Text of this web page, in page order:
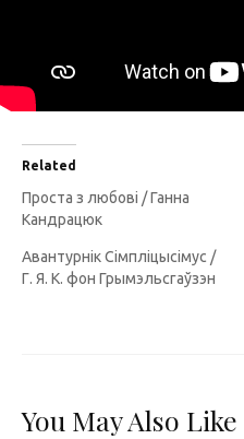
Related
Проста з любові / Ганна
Кандрацюк
Авантурнік Сімпліцысімус /
Г. Я. К. фон Грымэльсгаўзэн
You May Also Like